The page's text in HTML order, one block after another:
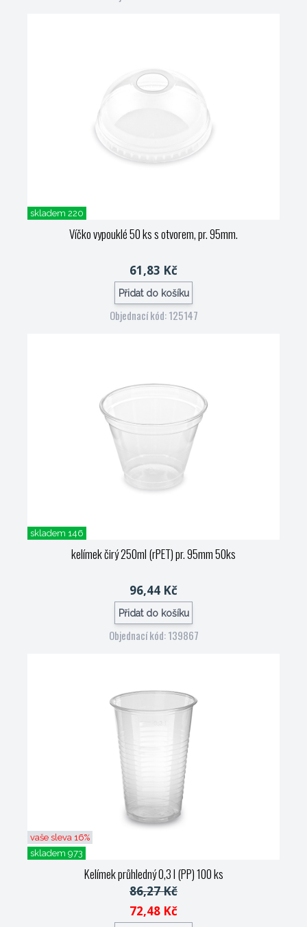
skladem 220
Víčko vypouklé 50 ks s otvorem, pr. 95mm.
61,83 Kč
Přidat do košíku
Objednací kód: 125147
skladem 146
kelímek čirý 250ml (rPET) pr. 95mm 50ks
96,44 Kč
Přidat do košíku
Objednací kód: 139867
vaše sleva 16%
skladem 973
Kelímek průhledný 0,3 l (PP) 100 ks
86,27 Kč
72,48 Kč